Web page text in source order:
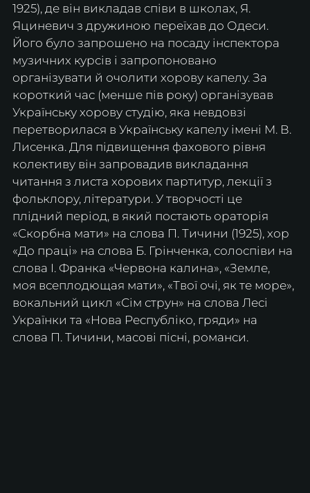
1925), де він викладав співи в школах, Я.
Яциневич з дружиною переїхав до Одеси.
Його було запрошено на посаду інспектора
музичних курсів і запропоновано
організувати й очолити хорову капелу. За
короткий час (менше пів року) організував
Українську хорову студію, яка невдовзі
перетворилася в Українську капелу імені М. В.
Лисенка. Для підвищення фахового рівня
колективу він запровадив викладання
читання з листа хорових партитур, лекції з
фольклору, літератури. У творчості це
плідний період, в який постають ораторія
«Скорбна мати» на слова П. Тичини (1925), хор
«До праці» на слова Б. Грінченка, солоспіви на
слова І. Франка «Червона калина», «Земле,
моя всеплодющая мати», «Твої очі, як те море»,
вокальний цикл «Сім струн» на слова Лесі
Українки та «Нова Республіко, гряди» на
слова П. Тичини, масові пісні, романси.